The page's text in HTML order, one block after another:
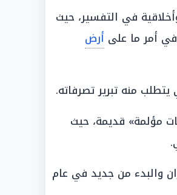
في التفسير، حيث
في أمر ما على أرض
منه تبرير تصرفاته.
مؤلمة» قديمة، حيث
والبدء من جديد في عام